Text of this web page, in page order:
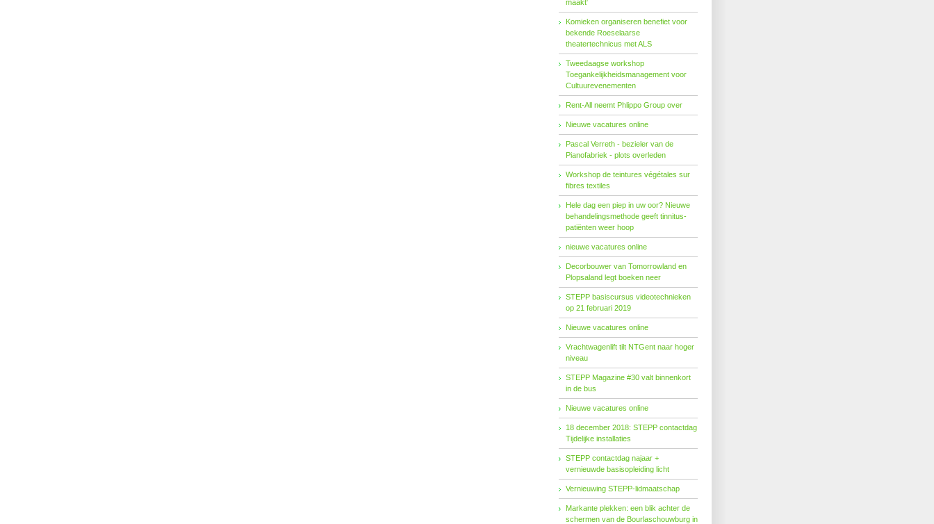
maakt'
Komieken organiseren benefiet voor
bekende Roeselaarse
theatertechnicus met ALS
Tweedaagse workshop
Toegankelijkheidsmanagement voor
Cultuurevenementen
Rent-All neemt Phlippo Group over
Nieuwe vacatures online
Pascal Verreth - bezieler van de
Pianofabriek - plots overleden
Workshop de teintures végétales sur
fibres textiles
Hele dag een piep in uw oor? Nieuwe
behandelings­methode geeft tinnitus-
patiënten weer hoop
nieuwe vacatures online
Decorbouwer van Tomorrowland en
Plopsaland legt boeken neer
STEPP basiscursus videotechnieken
op 21 februari 2019
Nieuwe vacatures online
Vrachtwagenlift tilt NTGent naar hoger
niveau
STEPP Magazine #30 valt binnenkort
in de bus
Nieuwe vacatures online
18 december 2018: STEPP contactdag
Tijdelijke installaties
STEPP contactdag najaar +
vernieuwde basisopleiding licht
Vernieuwing STEPP-lidmaatschap
Markante plekken: een blik achter de
schermen van de Bourlaschouwburg in